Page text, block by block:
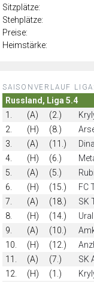
Sitzplätze:
Stehplätze:
Preise:
Heimstärke:
SAISONVERLAUF LIGA:
Russland, Liga 5.4
1.
(A) (2.)
2.
(H) (8.)
3.
(A) (11.)
4.
(H) (6.)
5.
(A) (5.)
6.
(H) (15.) FC
7.
(A) (18.) SK
8.
(H) (14.)
9.
(A) (10.)
10.
(H) (12.)
11.
(A) (7.) SK
12.
(H) (1.)